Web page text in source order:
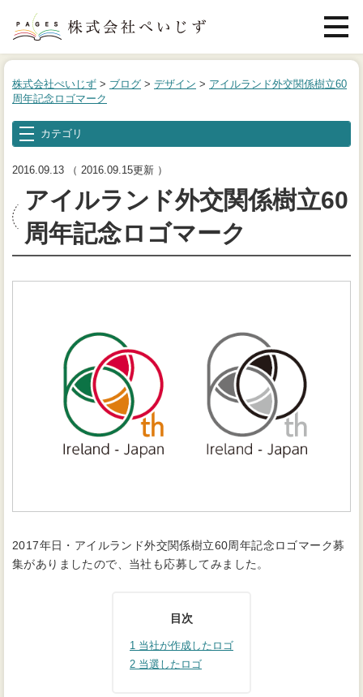
メニュ
株式会社ぺいじず > ブログ > デザイン > アイルランド外交関係樹立60
周年記念ロゴマーク
カテゴリ
2016.09.13 （ 2016.09.15更新 ）
アイルランド外交関係樹立60
周年記念ロゴマーク
2017年日・アイルランド外交関係樹立60周年記念ロゴマーク募
集がありましたので、当社も応募してみました。
目次
1 当社が作成したロゴ
2 当選したロゴ